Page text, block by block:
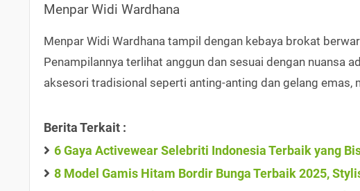
Menpar Widi Wardhana
Menpar Widi Wardhana tampil dengan kebaya brokat
Penampilannya terlihat anggun dan sesuai dengan nuansa
aksesori tradisional seperti anting-anting dan gelang emas,
Berita Terkait :
6 Gaya Activewear Selebriti Indonesia Terbaik yang
8 Model Gamis Hitam Bordir Bunga Terbaik 2025,